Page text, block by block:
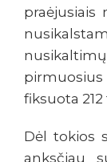
praėjusiais
fiksuota
Dėl tokios
anksčiau